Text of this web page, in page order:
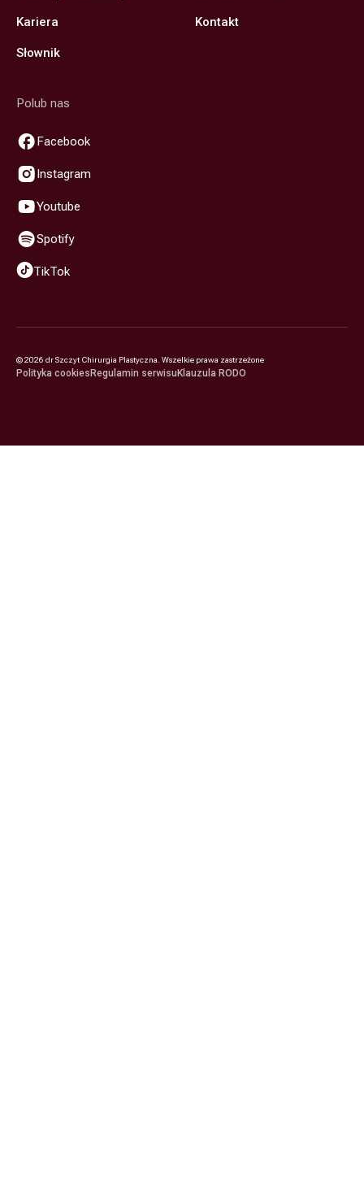
Kariera
Słownik
Kontakt
Polub nas
Facebook
Instagram
Youtube
Spotify
TikTok
©2026 dr Szczyt Chirurgia Plastyczna. Wszelkie prawa zastrzeżone
Polityka cookies Regulamin serwisu Klauzula RODO